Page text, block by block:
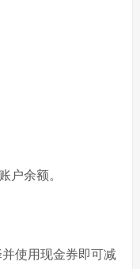
户余额。
使用现金券即可减